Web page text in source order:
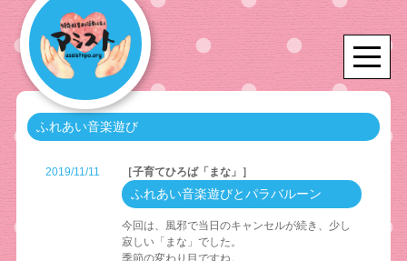
ふれあい音楽遊び
2019/11/11 ［子育てひろば「まな」］
ふれあい音楽遊びとパラバルーン
今回は、風邪で当日のキャンセルが続き、少し
寂しい「まな」でした。
季節の変わり目ですね。